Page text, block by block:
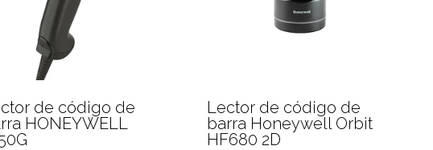
de código de
HONEYWELL
Lector de código de
barra Honeywell Orbit
HF680 2D